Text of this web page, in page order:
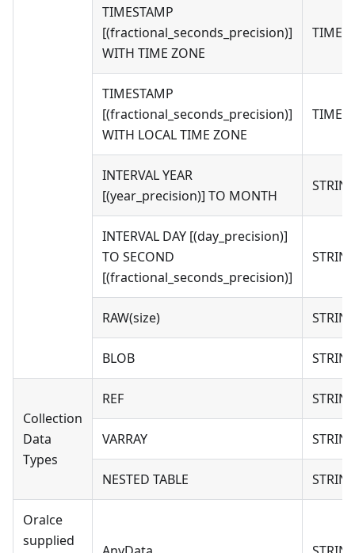
TIMESTAMP
[(fractional_seconds_precision)]
WITH TIME ZONE
TIMESTAMP
[(fractional_seconds_precision)]
WITH LOCAL TIME ZONE
INTERVAL YEAR
[(year_precision)] TO MONTH
INTERVAL DAY [(day_precision)]
TO SECOND
[(fractional_seconds_precision)]
RAW(size)
BLOB
Collection
Data
Types
REF
VARRAY
NESTED TABLE
Oralce
supplied